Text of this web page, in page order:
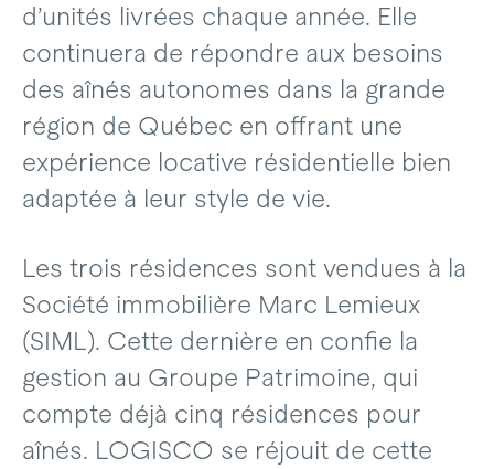
d’unités livrées chaque année. Elle
continuera de répondre aux besoins
des aînés autonomes dans la grande
région de Québec en offrant une
expérience locative résidentielle bien
adaptée à leur style de vie.
Les trois résidences sont vendues à la
Société immobilière Marc Lemieux
(SIML). Cette dernière en confie la
gestion au Groupe Patrimoine, qui
compte déjà cinq résidences pour
aînés. LOGISCO se réjouit de cette